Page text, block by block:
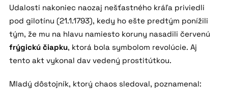
Udalosti nakoniec naozaj nešťastného kráľa priviedli
pod gilotínu (21.1.1793), kedy ho ešte predtým ponížili
tým, že mu na hlavu namiesto koruny nasadili červenú
frýgickú čiapku, ktorá bola symbolom revolúcie. Aj
tento akt vykonal dav vedený prostitútkou.
Mladý dôstojník, ktorý chaos sledoval, poznamenal: